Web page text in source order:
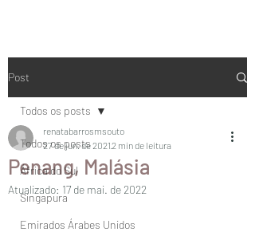
Post
Todos os posts
África do Sul
Singapura
Emirados Árabes Unidos
Todos os posts
Penang, Malásia
renatabarrosmsouto
27 de jun. de 20212 min de leitura
Atualizado: 17 de mai. de 2022